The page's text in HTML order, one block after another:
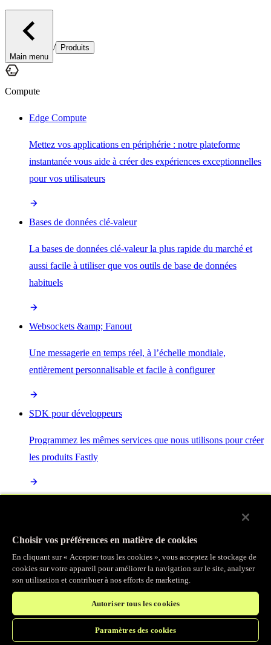
Main menu
/ Produits
Compute
Edge Compute
Mettez vos applications en périphérie : notre plateforme
instantanée vous aide à créer des expériences exceptionnelles
pour vos utilisateurs
Bases de données clé-valeur
La bases de données clé-valeur la plus rapide du marché et
aussi facile à utiliser que vos outils de base de données
habituels
Websockets &amp; Fanout
Une messagerie en temps réel, à l’échelle mondiale,
entièrement personnalisable et facile à configurer
SDK pour développeurs
Programmez les mêmes services que nous utilisons pour créer
les produits Fastly
sur des normes ouvertes et intégrée à la suite complète de
produits Fastly
Accélérez vos charges de travail d’IA et gagnez en efficacité
Choisir vos préférences en matière de cookies
En cliquant sur « Accepter tous les cookies », vous acceptez le stockage de
cookies sur votre appareil pour améliorer la navigation sur le site, analyser
son utilisation et contribuer à nos efforts de marketing.
Autoriser tous les cookies
Paramètres des cookies